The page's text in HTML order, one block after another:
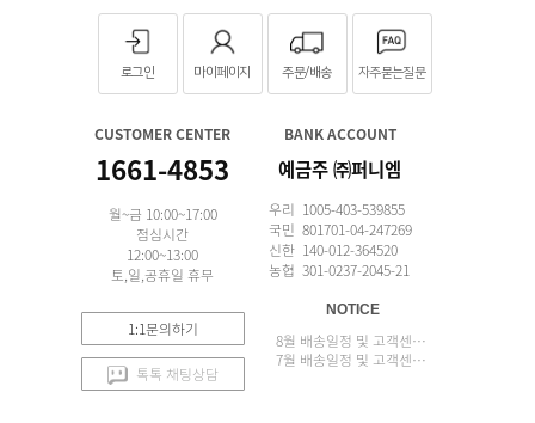
로그인 마이페이지 주문/배송 자주묻는질문
CUSTOMER CENTER
1661-4853
월~금 10:00~17:00
점심시간
12:00~13:00
토,일,공휴일 휴무
1:1문의하기
톡톡 채팅상담
BANK ACCOUNT
예금주 ㈜퍼니엠
우리 1005-403-539855
국민 801701-04-247269
신한 140-012-364520
농협 301-0237-2045-21
NOTICE
8월 배송일정 및 고객센터 업무 안내
7월 배송일정 및 고객센터 업무 안내